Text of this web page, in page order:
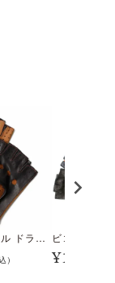
ビ・マティエール ドライビンググローブ
) ¥17,600